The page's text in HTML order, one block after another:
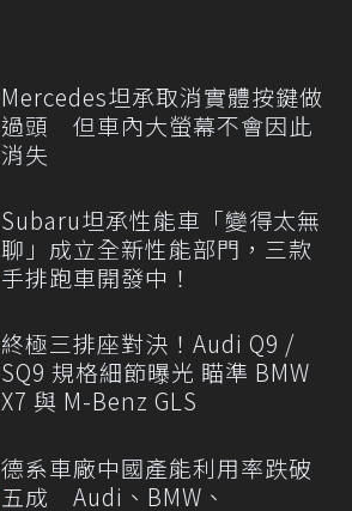
Mercedes坦承取消實體按鍵做
過頭 但車內大螢幕不會因此
消失
Subaru坦承性能車「變得太無
聊」成立全新性能部門，三款
手排跑車開發中！
終極三排座對決！Audi Q9 /
SQ9 規格細節曝光 瞄準 BMW
X7 與 M-Benz GLS
德系車廠中國產能利用率跌破
五成 Audi、BMW、